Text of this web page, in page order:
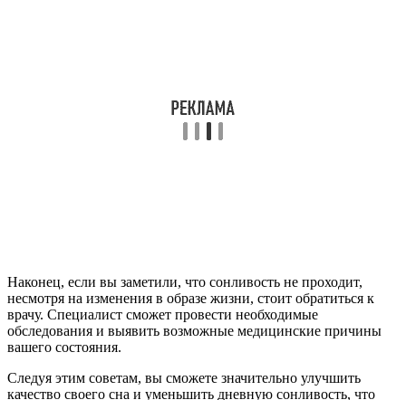
Наконец, если вы заметили, что сонливость не проходит,
несмотря на изменения в образе жизни, стоит обратиться к
врачу. Специалист сможет провести необходимые
обследования и выявить возможные медицинские причины
вашего состояния.
Следуя этим советам, вы сможете значительно улучшить
качество своего сна и уменьшить дневную сонливость, что